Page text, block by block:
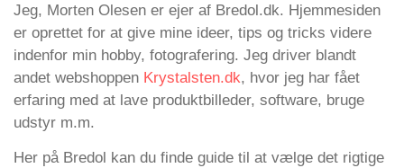
Jeg, Morten Olesen er ejer af Bredol.dk. Hjemmesiden
er oprettet for at give mine ideer, tips og tricks videre
indenfor min hobby, fotografering. Jeg driver blandt
andet webshoppen Krystalsten.dk, hvor jeg har fået
erfaring med at lave produktbilleder, software, bruge
udstyr m.m.
Her på Bredol kan du finde guide til at vælge det rigtige